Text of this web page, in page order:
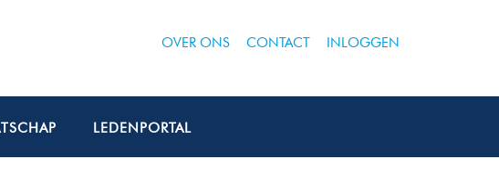
OVER ONS CONTACT INLOGGEN
LEDENPORTAL